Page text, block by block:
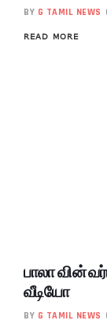
BY G TAMIL NEWS
READ MORE
பாலா வின்
வீடியோ
BY G TAMIL NEWS